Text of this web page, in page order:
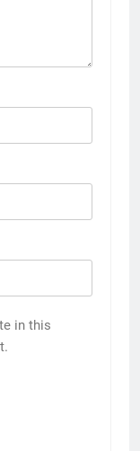
in this